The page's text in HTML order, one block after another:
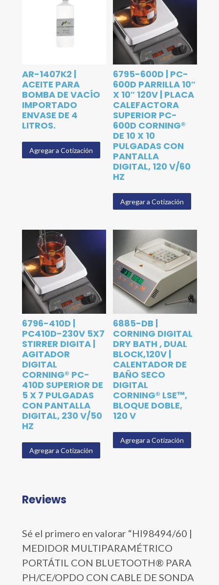
AR-1407K2 |
ACEITE PARA
BOMBA DE VACÍO
IMPORTADO
ENVASE DE 4
LITROS.
Agregar a Cotización
6795-600D | PC-
600D PARRILLA 10″
X 10″ 120V | PLACA
CALEFACTORA
SUPERIOR PC-
600D CORNING®
DE 10 X 10
PULGADAS CON
PANTALLA
DIGITAL, 120 V/60
HZ
Agregar a Cotización
6796-410D |
PC410D-230V 5X7
STIRRER DIGITA |
AGITADOR
DIGITAL
CORNING® PC-
410D SUPERIOR DE
5 X 7 PULGADAS
CON PANTALLA
DIGITAL, 230 V/50
HZ
Agregar a Cotización
6885-DB |
CORNING DIGITAL
DRY BATH , DUAL
BLOCK,120V |
CALENTADOR DE
BAÑO SECO
DIGITAL
CORNING® LSE™,
BLOQUE DOBLE,
120 V
Agregar a Cotización
Reviews
Sé el primero en valorar “HI98494/60 |
MEDIDOR MULTIPARAMÉTRICO
PORTÁTIL CON BLUETOOTH® PARA
PH/CE/OPDO CON CABLE DE SONDA